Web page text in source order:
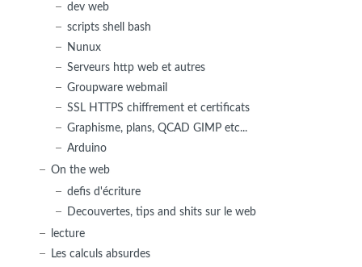
dev web
scripts shell bash
Nunux
Serveurs http web et autres
Groupware webmail
SSL HTTPS chiffrement et certificats
Graphisme, plans, QCAD GIMP etc...
Arduino
On the web
defis d'écriture
Decouvertes, tips and shits sur le web
lecture
Les calculs absurdes